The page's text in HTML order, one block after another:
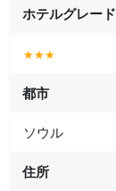
ホテルグレード
★★★
都市
ソウル
住所